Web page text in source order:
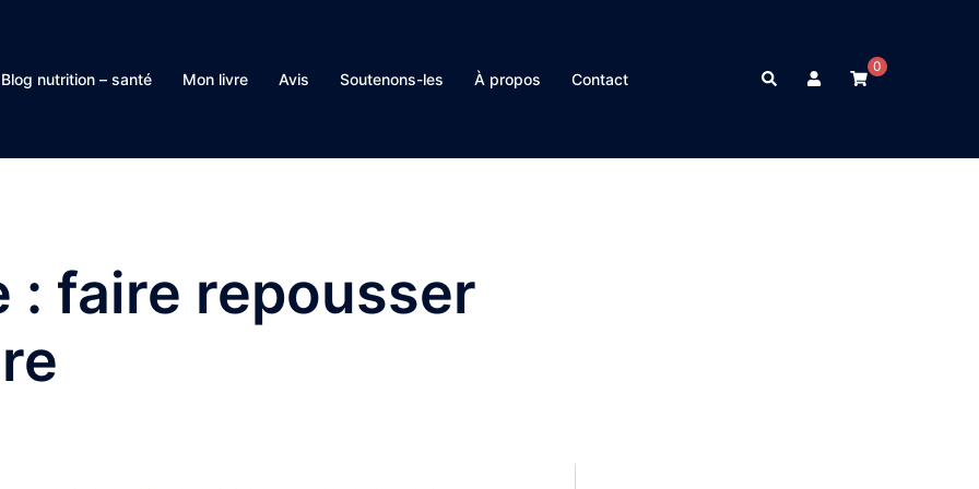
Blog nutrition – santé Mon livre Avis Soutenons-les À propos Contact Rechercher
0
: faire repousser